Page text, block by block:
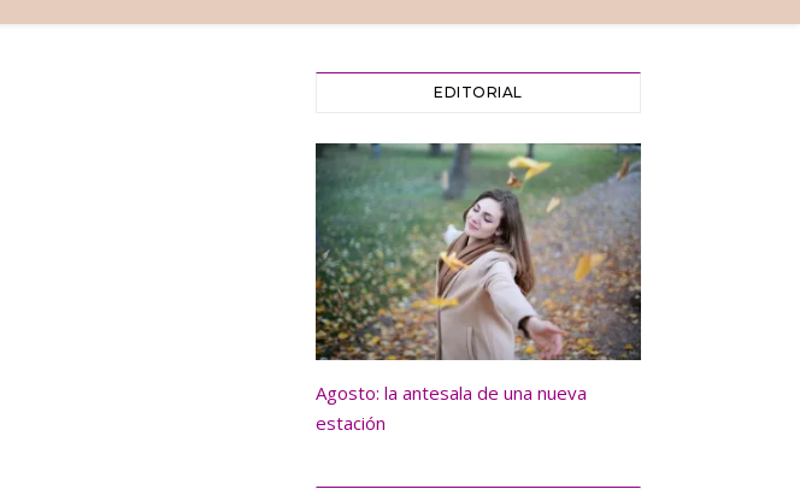
EDITORIAL
Agosto: la antesala de una nueva
estación